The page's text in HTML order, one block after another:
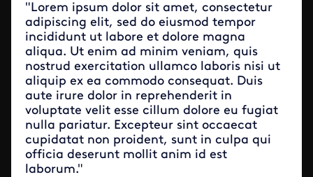
"Lorem ipsum dolor sit amet, consectetur
adipiscing elit, sed do eiusmod tempor
incididunt ut labore et dolore magna
aliqua. Ut enim ad minim veniam, quis
nostrud exercitation ullamco laboris nisi ut
aliquip ex ea commodo consequat. Duis
aute irure dolor in reprehenderit in
voluptate velit esse cillum dolore eu fugiat
nulla pariatur. Excepteur sint occaecat
cupidatat non proident, sunt in culpa qui
officia deserunt mollit anim id est
laborum."